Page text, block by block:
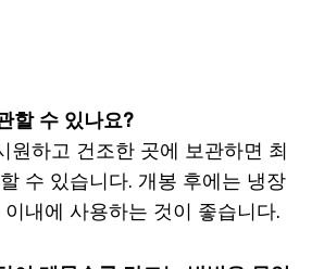
할 수 있나요?
원하고 건조한 곳에 보관하면 최
수 있습니다. 개봉 후에는 냉장
내에 사용하는 것이 좋습니다.